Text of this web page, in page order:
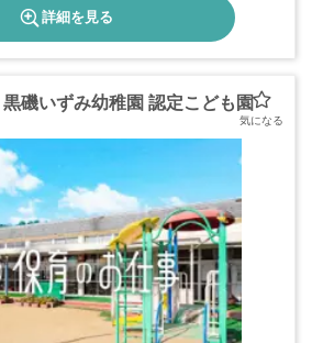
詳細を見る
磯いずみ幼稚園 認定こども園